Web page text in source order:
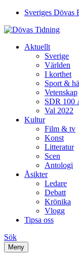
Sveriges Dövas
Aktuellt
Sverige
Världen
I korthet
Sport &
Vetenskap
SDR 100
Val 2022
Kultur
Film & tv
Konst
Litteratur
Scen
Antologi
Åsikter
Ledare
Debatt
Krönika
Vlogg
Tipsa oss
Sök
Meny